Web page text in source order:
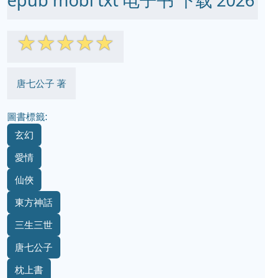
☆☆☆☆☆
唐七公子 著
圖書標籤:
玄幻
愛情
仙俠
東方神話
三生三世
唐七公子
枕上書